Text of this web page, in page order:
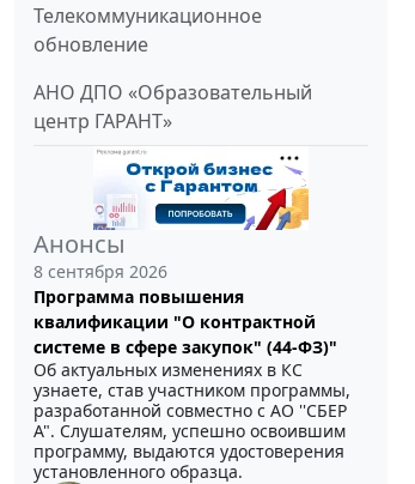
Телекоммуникационное
обновление
АНО ДПО «Образовательный
центр ГАРАНТ»
Анонсы
8 сентября 2026
Программа повышения
квалификации "О контрактной
системе в сфере закупок" (44-ФЗ)"
Об актуальных изменениях в КС
узнаете, став участником программы,
разработанной совместно с АО ''СБЕР
А". Слушателям, успешно освоившим
программу, выдаются удостоверения
установленного образца.